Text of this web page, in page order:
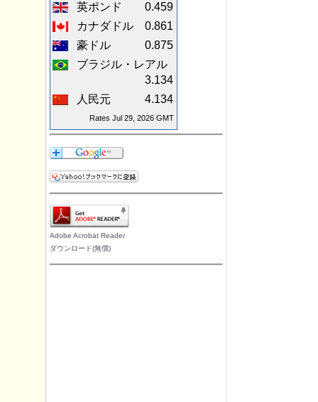
英ポンド
0.459
カナダドル
0.861
豪ドル
0.875
ブラジル・レアル
3.134
人民元
4.134
Rates Jul 29, 2026 GMT
Adobe Acrobat Reader
ダウンロード(無償)